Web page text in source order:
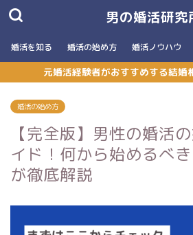
男の婚活研究
婚活を知る 婚活の始め方 婚活ノウハウ
元婚活経験者がおすすめする結婚
婚活の始め方
【完全版】男性の婚活
イド！何から始めるべ
が徹底解説